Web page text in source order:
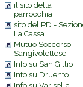
il sito della
parrocchia
sito del PD -
La Cassa
Mutuo Soccorso
Sangivolettese
Info su San Gillio
Info su Druento